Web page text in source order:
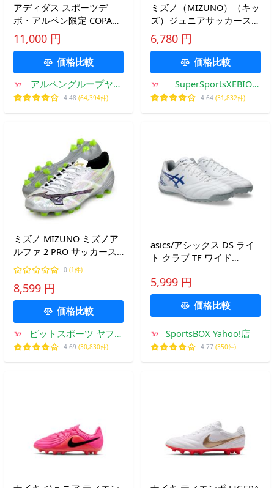
アディダス スポーツデ
ポ・アルペン限定 COPA
ICON 2 LEAGUE コパアイ
コン2 リーグ HG/AG
JAPAN KI0682 サッカー ス
パイクシューズ E adidas
11,000 円
価格比較
アルペングループヤフ
ー店
4.48 (64,394件)
ミズノ（MIZUNO）（キッ
ズ）ジュニアサッカースパ
イク 天然芝/土/人工芝用
ミズノアルファIII SELECT
Jr P1GB266554
6,780 円
価格比較
SuperSportsXEBIO
Yahoo!店
4.64 (31,832件)
ミズノ MIZUNO ミズノア
ルファ 2 PRO サッカース
パイク MIZUNO α
25SS(P1GA256409)
0 (1件)
8,599 円
価格比較
ピットスポーツ ヤフー
店
4.69 (30,830件)
asics/アシックス DS ライ
ト クラブ TF ワイド
5,999 円
価格比較
SportsBOX Yahoo!店
4.77 (350件)